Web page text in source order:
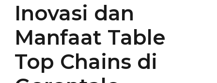
Inovasi dan
Manfaat Table
Top Chains di